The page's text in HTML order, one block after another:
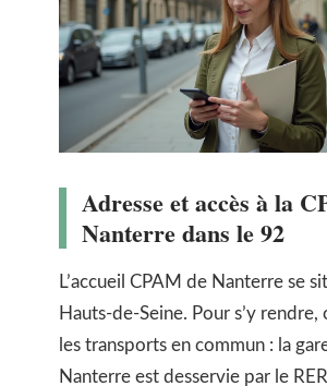
Adresse et accès à la
Nanterre dans le 92
L’accueil CPAM de Nanterre se
Hauts-de-Seine. Pour s’y
les transports en commun : la
Nanterre est desservie par le